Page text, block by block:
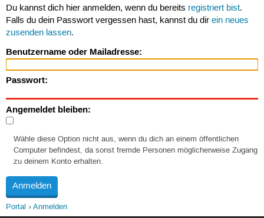
Du kannst dich hier anmelden, wenn du bereits registriert bist.
Falls du dein Passwort vergessen hast, kannst du dir ein neues
zusenden lassen.
Benutzername oder Mailadresse:
Passwort:
Angemeldet bleiben:
Wähle diese Option nicht aus, wenn du dich an einem öffentlichen
Computer befindest, da sonst fremde Personen möglicherweise Zugang
zu deinem Konto erhalten.
Portal Anmelden